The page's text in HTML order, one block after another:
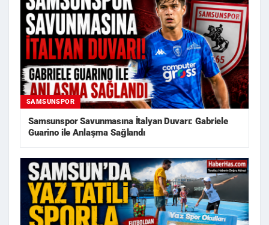
SAMSUNSPOR
Samsunspor Savunmasına İtalyan Duvarı: Gabriele
Guarino ile Anlaşma Sağlandı